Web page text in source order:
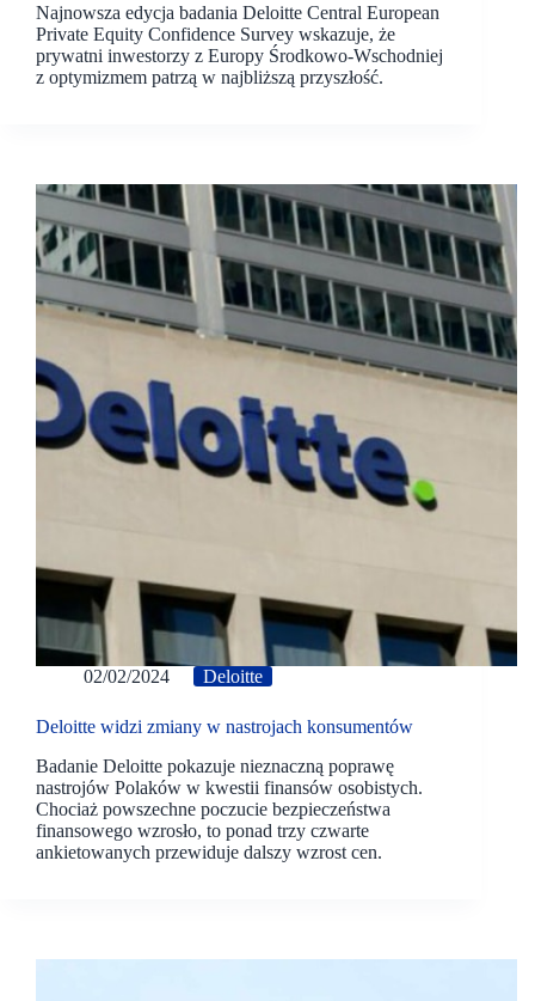
Najnowsza edycja badania Deloitte Central European
Private Equity Confidence Survey wskazuje, że
prywatni inwestorzy z Europy Środkowo-Wschodniej
z optymizmem patrzą w najbliższą przyszłość.
02/02/2024 Deloitte
Deloitte widzi zmiany w nastrojach konsumentów
Badanie Deloitte pokazuje nieznaczną poprawę
nastrojów Polaków w kwestii finansów osobistych.
Chociaż powszechne poczucie bezpieczeństwa
finansowego wzrosło, to ponad trzy czwarte
ankietowanych przewiduje dalszy wzrost cen.